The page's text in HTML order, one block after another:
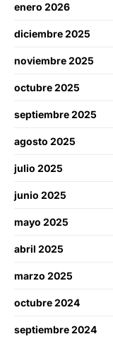
enero 2026
diciembre 2025
noviembre 2025
octubre 2025
septiembre 2025
agosto 2025
julio 2025
junio 2025
mayo 2025
abril 2025
marzo 2025
octubre 2024
septiembre 2024